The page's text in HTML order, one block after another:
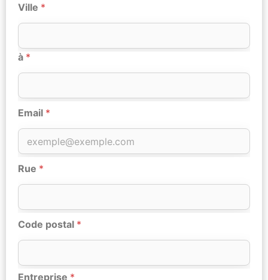
Ville *
à *
Email *
Rue *
Code postal *
Entreprise *